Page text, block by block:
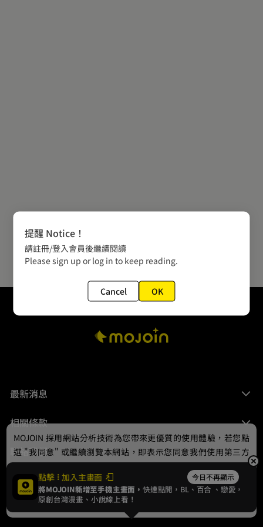
最新消息
相關條款
聯絡我們
© 2024 gamania Digital Entertainment Co., Ltd.
點擊 加入主畫面 今日不再顯示
將MOJOIN新增至手機主畫面，快速點開，BL、 百合 、戀愛，
原創台灣漫畫、小說線上看！
MOJOIN 採用網站分析技術為您帶來更優質的使用體驗，若您點
選 "我同意" 或繼續瀏覽本網站，即表示您同意我們使用第三方
Cookie，欲瞭解更多資訊請見隱私權政策。
我同意
提醒 Notice！
請註冊/登入會員後繼續閱讀
Please sign up or log in to keep reading.
Cancel OK